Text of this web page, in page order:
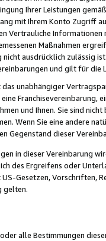
Ihrer Leistungen
mit Ihrem Konto
Vertrauliche
Maßnahmen
ausdrücklich zulässig
und gilt für die
das unabhängiger
Franchisevereinbarung,
und Ihnen. Sie sind
Wenn Sie eine andere
Gegenstand dieser
in dieser Vereinbarung
des Ergreifens oder
Gesetzen, Vorschriften,
gelten.
alle Bestimmungen